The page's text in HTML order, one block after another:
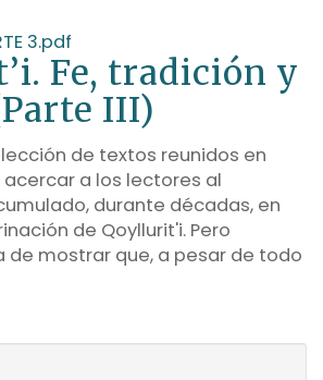
Fe, tradición y
III)
de textos reunidos en
a los lectores al
durante décadas, en
de Qoyllurit'i. Pero
mostrar que, a pesar de todo